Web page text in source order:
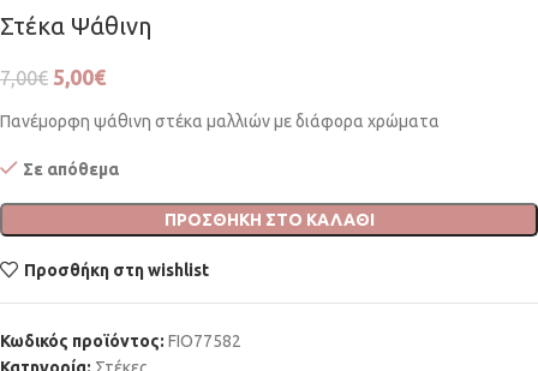
Στέκα Ψάθινη
7,00€ 5,00€
Πανέμορφη ψάθινη στέκα μαλλιών με διάφορα χρώματα
Σε απόθεμα
ΠΡΟΣΘΉΚΗ ΣΤΟ ΚΑΛΆΘΙ
Προσθήκη στη wishlist
Κωδικός προϊόντος: FIO77582